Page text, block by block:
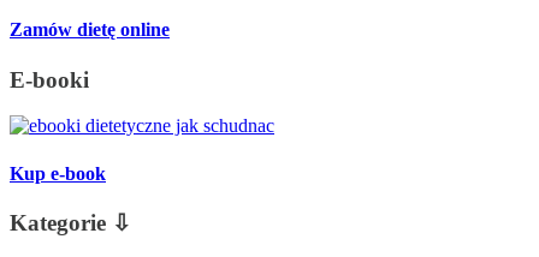
Zamów dietę online
E-booki
Kup e-book
Kategorie ⇩